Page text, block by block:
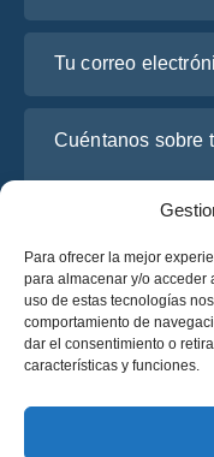
Para ofrecer la mejor
para almacenar y/o acceder
uso de estas tecnologías
comportamiento de
dar el consentimiento o
características y funciones.
He leído y